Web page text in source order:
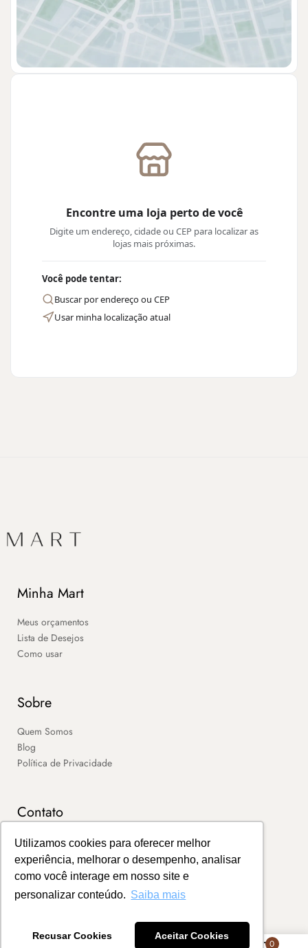
Utilizamos cookies para oferecer melhor
experiência, melhorar o desempenho, analisar
como você interage em nosso site e
personalizar conteúdo. Saiba mais
Recusar Cookies Aceitar Cookies
0
Encontre uma loja perto de você
Digite um endereço, cidade ou CEP para localizar as
lojas mais próximas.
Você pode tentar:
Buscar por endereço ou CEP
Usar minha localização atual
Minha Mart
Meus orçamentos
Lista de Desejos
Como usar
Sobre
Quem Somos
Blog
Política de Privacidade
Contato
SAC
Contato
Portal de Boletos